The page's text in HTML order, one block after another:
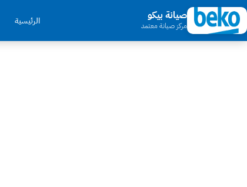
صيانة بيكو
مركز صيانة معتمد الرئيسية